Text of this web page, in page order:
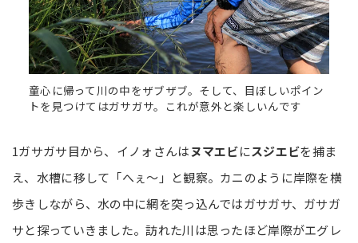
童心に帰って川の中をザブザブ。そして、目ぼしいポイン
トを見つけてはガサガサ。これが意外と楽しいんです
1ガサガサ目から、イノォさんはヌマエビにスジエビを捕ま
え、水槽に移して「へぇ～」と観察。カニのように岸際を横
歩きしながら、水の中に網を突っ込んではガサガサ、ガサガ
サと探っていきました。訪れた川は思ったほど岸際がエグレ